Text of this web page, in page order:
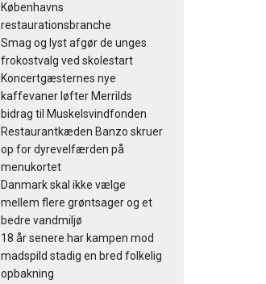
Københavns
restaurationsbranche
Smag og lyst afgør de unges
frokostvalg ved skolestart
Koncertgæsternes nye
kaffevaner løfter Merrilds
bidrag til Muskelsvindfonden
Restaurantkæden Banzo skruer
op for dyrevelfærden på
menukortet
Danmark skal ikke vælge
mellem flere grøntsager og et
bedre vandmiljø
18 år senere har kampen mod
madspild stadig en bred folkelig
opbakning